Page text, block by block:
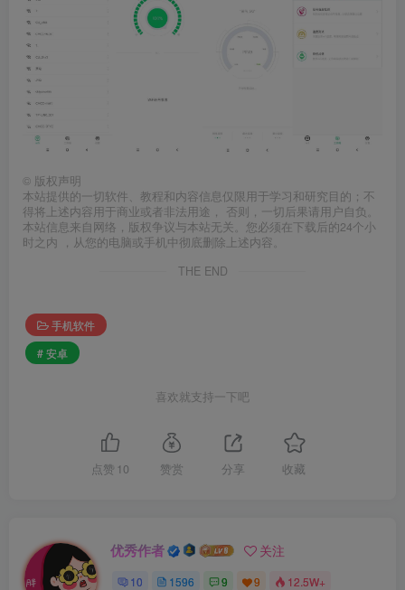
© 版权声明
本站提供的一切软件、教程和内容信息仅限用于学习和研究目的；不
得将上述内容用于商业或者非法用途， 否则，一切后果请用户自负。
本站信息来自网络，版权争议与本站无关。您必须在下载后的24个小
时之内 ，从您的电脑或手机中彻底删除上述内容。
THE END
手机软件
# 安卓
喜欢就支持一下吧
点赞 10 赞赏 分享 收藏
优秀作者 关注
10 1596 9 9 12.5W+